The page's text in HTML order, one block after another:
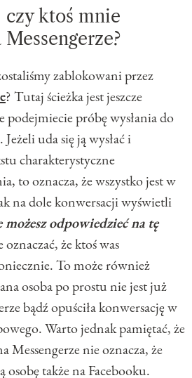
czy ktoś mnie
Messengerze?
zablokowani przez
? Tutaj ścieżka jest jeszcze
podejmiecie próbę wysłania do
uda się ją wysłać i
charakterystyczne
to oznacza, że wszystko jest w
na dole konwersacji wyświetli
możesz odpowiedzieć na tę
oznaczać, że ktoś was
To może również
osoba po prostu nie jest już
bądź opuściła konwersację w
Warto jednak pamiętać, że
Messengerze nie oznacza, że
osobę także na Facebooku.